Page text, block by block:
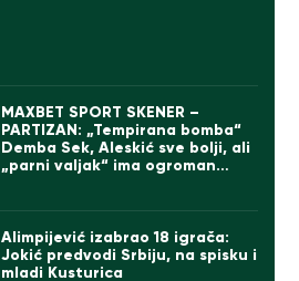
MAXBET SPORT SKENER –
PARTIZAN: „Tempirana bomba“
Demba Sek, Aleskić sve bolji, ali
„parni valjak“ ima ogroman
Alimpijević izabrao 18 igrača:
Jokić predvodi Srbiju, na spisku i
mladi Kusturica